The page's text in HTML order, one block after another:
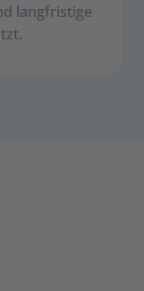
langfristige